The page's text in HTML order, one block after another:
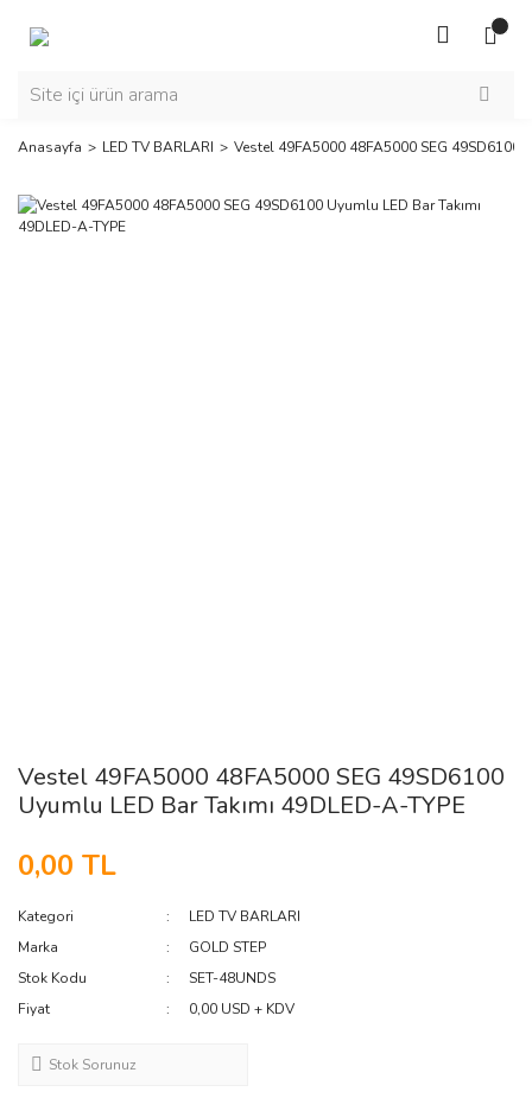
Anasayfa LED TV BARLARI Vestel 49FA5000 48FA5000 SEG 49SD6100
Vestel 49FA5000 48FA5000 SEG 49SD6100
Uyumlu LED Bar Takımı 49DLED-A-TYPE
0,00 TL
Kategori
LED TV BARLARI
Marka
GOLD STEP
Stok Kodu
SET-48UNDS
Fiyat
0,00 USD + KDV
Stok Sorunuz